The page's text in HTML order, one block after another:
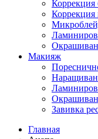
Коррекция
Коррекция
Макияж
Завивка
Главная